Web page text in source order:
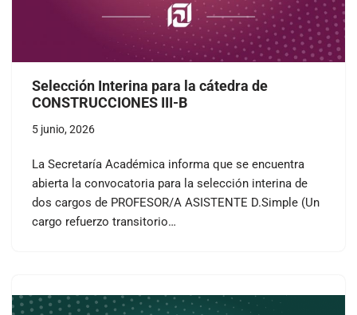
Selección Interina para la cátedra de
CONSTRUCCIONES III-B
5 junio, 2026
La Secretaría Académica informa que se encuentra
abierta la convocatoria para la selección interina de
dos cargos de PROFESOR/A ASISTENTE D.Simple (Un
cargo refuerzo transitorio…